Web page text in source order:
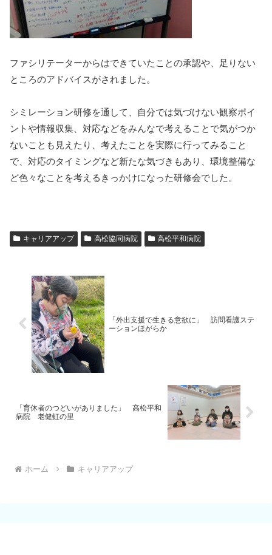
ファシリテーターからはできていたことの承認や、足りない
ところのアドバイスがされました。
シミレーション研修を通して、自分では気づけない観察ポイ
ントや情報収集、対応などをみんなで考えることで気がつか
ないことも見えたり、考えたことを実際に行ってみること
で、対応のタイミングなど新たな気づきもあり、環境整備な
ど色々なことを考えるきっかけになった研修会でした。
キャリアアップ 高松協同病院 高松平和病院
「外出支援で生きる意欲に」 訪問看護ステ
ーションほがらか
「育休者のつどいがありました」 高松平和
病院 老健虹の里
ホーム キャリアアップ